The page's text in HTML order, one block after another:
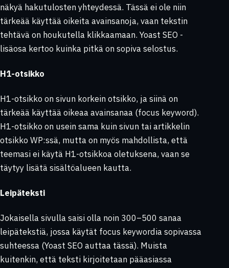
näkyä hakutulosten yhteydessä. Tässä ei ole niin
tärkeää käyttää oikeita avainsanoja, vaan tekstin
tehtävä on houkutella klikkaamaan. Yoast SEO -
lisäosa kertoo kuinka pitkä on sopiva selostus.
H1-otsikko
H1-otsikko on sivun korkein otsikko, ja siinä on
tärkeää käyttää oikeaa avainsanaa (focus keyword).
H1-otsikko on usein sama kuin sivun tai artikkelin
otsikko WP:ssä, mutta on myös mahdollista, että
teemasi ei käytä H1-otsikkoa oletuksena, vaan se
täytyy lisätä sisältöalueen kautta.
Leipäteksti
Jokaisella sivulla saisi olla noin 300–500 sanaa
leipätekstiä, jossa käytät focus keywordiasopivassa
suhteessa (Yoast SEO auttaa tässä). Muista
kuitenkin, että teksti kirjoitetaan pääasiassa